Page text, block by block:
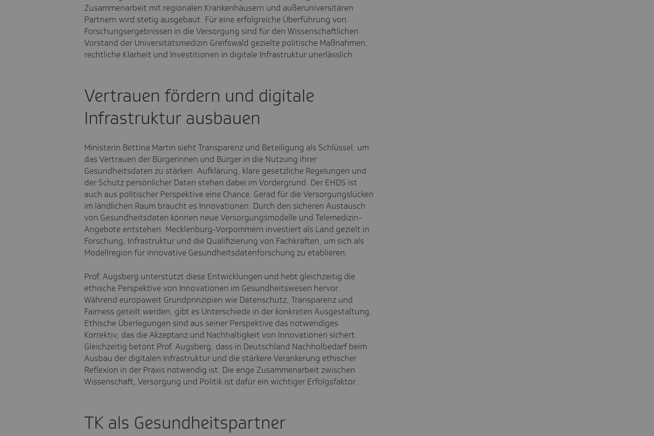
Zusammenarbeit mit regionalen Krankenhäusern und außeruniversitären
Partnern wird stetig ausgebaut. Für eine erfolgreiche Überführung von
Forschungsergebnissen in die Versorgung sind für den Wissenschaftlichen
Vorstand der Universitätsmedizin Greifswald gezielte politische Maßnahmen,
rechtliche Klarheit und Investitionen in digitale Infrastruktur unerlässlich.
Vertrauen fördern und digitale
Infrastruktur ausbauen
Ministerin Bettina Martin sieht Transparenz und Beteiligung als Schlüssel, um
das Vertrauen der Bürgerinnen und Bürger in die Nutzung ihrer
Gesundheitsdaten zu stärken. Aufklärung, klare gesetzliche Regelungen und
der Schutz persönlicher Daten stehen dabei im Vordergrund. Der EHDS ist
auch aus politischer Perspektive eine Chance. Gerad für die Versorgungslücken
im ländlichen Raum braucht es Innovationen. Durch den sicheren Austausch
von Gesundheitsdaten können neue Versorgungsmodelle und Telemedizin-
Angebote entstehen. Mecklenburg-Vorpommern investiert als Land gezielt in
Forschung, Infrastruktur und die Qualifizierung von Fachkräften, um sich als
Modellregion für innovative Gesundheitsdatenforschung zu etablieren.
Prof. Augsberg unterstützt diese Entwicklungen und hebt gleichzeitig die
ethische Perspektive von Innovationen im Gesundheitswesen hervor.
Während europaweit Grundprinzipien wie Datenschutz, Transparenz und
Fairness geteilt werden, gibt es Unterschiede in der konkreten Ausgestaltung.
Ethische Überlegungen sind aus seiner Perspektive das notwendiges
Korrektiv, das die Akzeptanz und Nachhaltigkeit von Innovationen sichert.
Gleichzeitig betont Prof. Augsberg, dass in Deutschland Nachholbedarf beim
Ausbau der digitalen Infrastruktur und die stärkere Verankerung ethischer
Reflexion in der Praxis notwendig ist. Die enge Zusammenarbeit zwischen
Wissenschaft, Versorgung und Politik ist dafür ein wichtiger Erfolgsfaktor.
TK als Gesundheitspartner